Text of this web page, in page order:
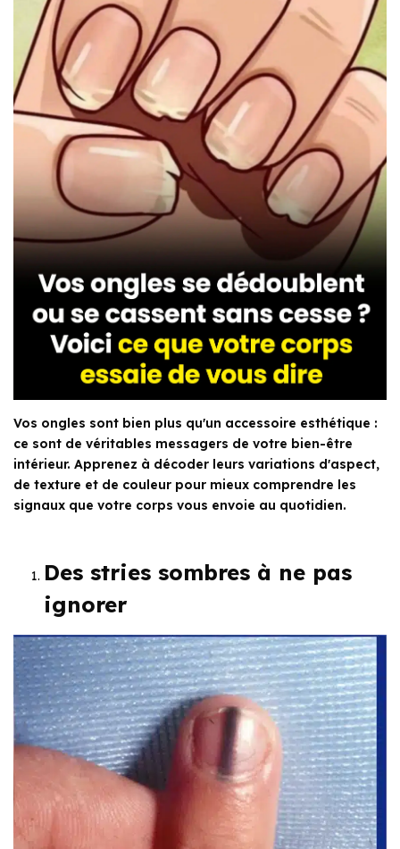
Vos ongles sont bien plus qu'un accessoire esthétique :
ce sont de véritables messagers de votre bien-être
intérieur. Apprenez à décoder leurs variations d'aspect,
de texture et de couleur pour mieux comprendre les
signaux que votre corps vous envoie au quotidien.
Des stries sombres à ne pas
ignorer